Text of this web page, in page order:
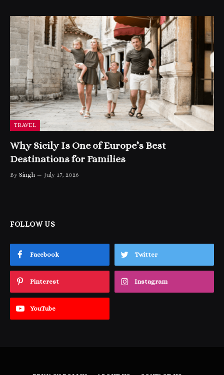
TRAVEL
Why Sicily Is One of Europe’s Best
Destinations for Families
By Singh July 17, 2026
FOLLOW US
Facebook Twitter
Pinterest Instagram
YouTube